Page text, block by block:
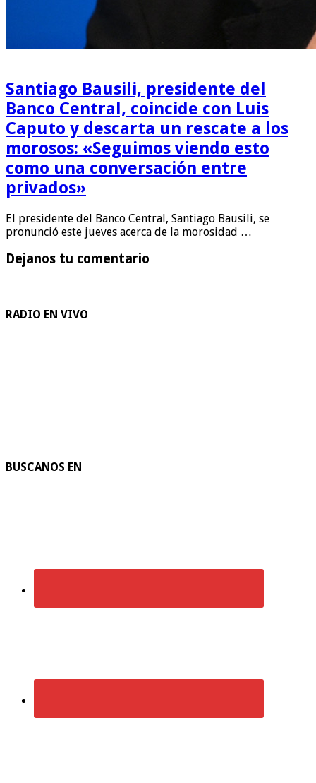
Santiago Bausili, presidente del
Banco Central, coincide con Luis
Caputo y descarta un rescate a los
morosos: «Seguimos viendo esto
como una conversación entre
privados»
El presidente del Banco Central, Santiago Bausili, se
pronunció este jueves acerca de la morosidad …
Dejanos tu comentario
RADIO EN VIVO
BUSCANOS EN